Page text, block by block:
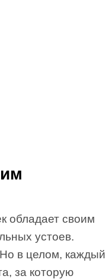
обладает своим
устоев.
в целом, каждый
за которую